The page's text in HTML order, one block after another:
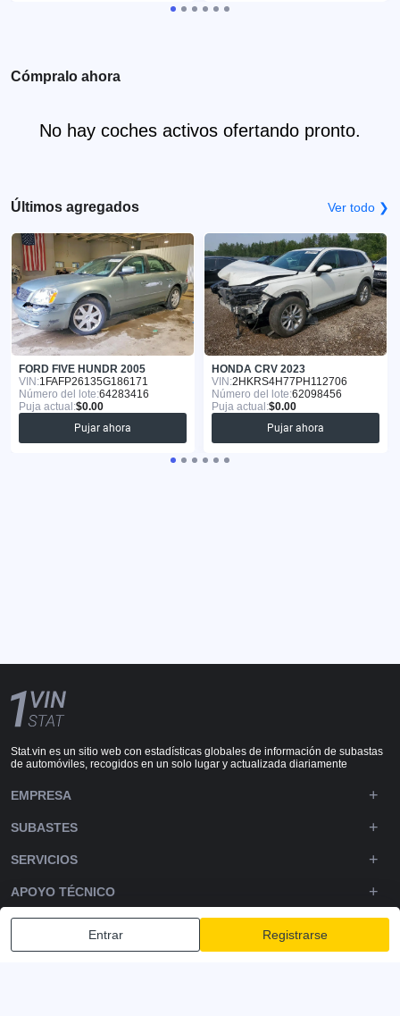
Cómpralo ahora
No hay coches activos ofertando pronto.
Últimos agregados Ver todo ❯
FORD FIVE HUNDR 2005
VIN:1FAFP26135G186171
Número del lote:64283416
Puja actual:$0.00
Pujar ahora
HONDA CRV 2023
VIN:2HKRS4H77PH112706
Número del lote:62098456
Puja actual:$0.00
Pujar ahora
Entrar Registrarse
Stat.vin es un sitio web con estadísticas globales de información de subastas
de automóviles, recogidos en un solo lugar y actualizada diariamente
EMPRESA
SUBASTES
SERVICIOS
APOYO TÉCNICO
DOWNLOADS
SÍGUENOS